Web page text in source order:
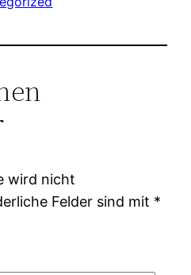
wird nicht
Felder sind mit *